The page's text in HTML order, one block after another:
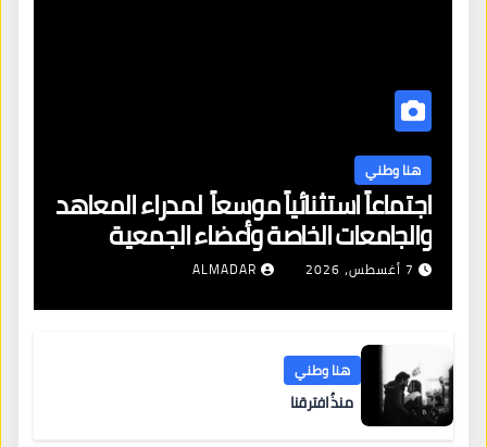
هنا وطني
اجتماعاً استثنائياً موسعاً لمدراء المعاهد
والجامعات الخاصة وأعضاء الجمعية
العمومية للنقابة العامة لمؤسسات
التعليم والتدريب الخاص في ليبيا
7 أغسطس، 2026 ALMADAR
هنا وطني
منذُ افترقنا